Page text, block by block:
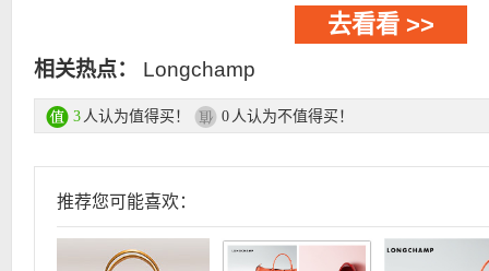
去看看 >>
相关热点： Longchamp
3 人认为值得买！ 0 人认为不值得买！
推荐您可能喜欢：